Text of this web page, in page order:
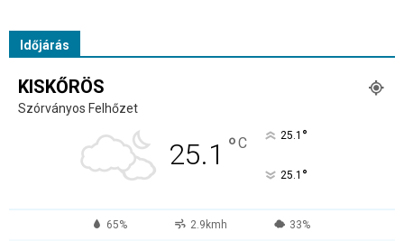
Időjárás
KISKŐRÖS
Szórványos Felhőzet
25.1 °C 25.1 °
25.1 °
65% 2.9kmh 33%